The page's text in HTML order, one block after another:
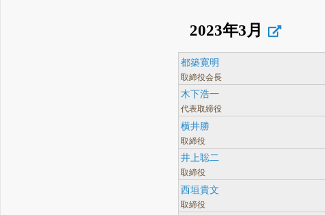
2023年3月
都築寛明
取締役会長
木下浩一
代表取締役
横井勝
取締役
井上聡二
取締役
西垣貴文
取締役